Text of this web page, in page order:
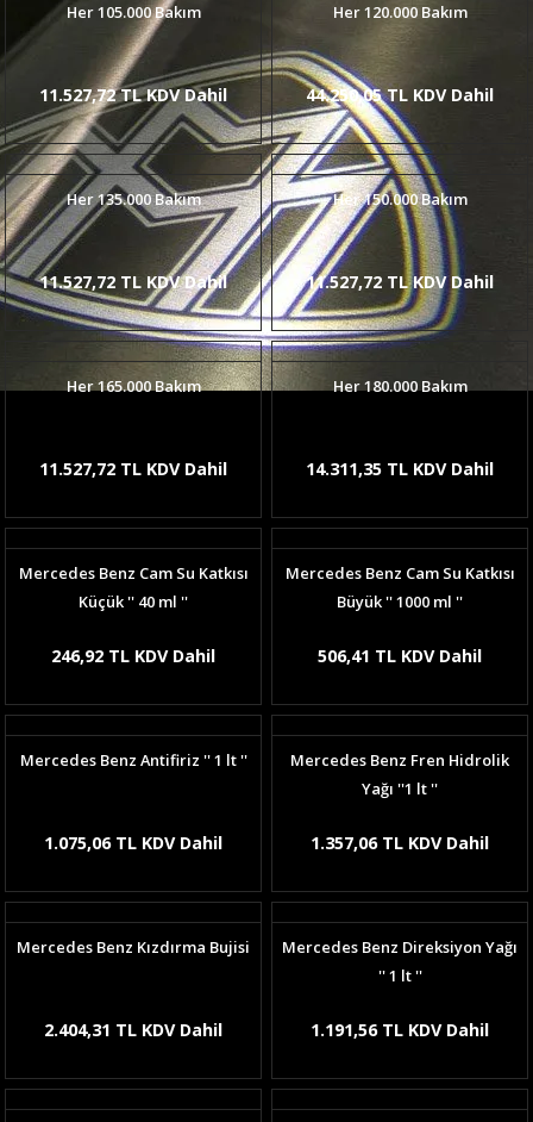
Her 105.000 Bakım
11.527,72 TL KDV Dahil
Her 120.000 Bakım
44.250,05 TL KDV Dahil
Her 135.000 Bakım
11.527,72 TL KDV Dahil
Her 150.000 Bakım
11.527,72 TL KDV Dahil
Her 165.000 Bakım
11.527,72 TL KDV Dahil
Her 180.000 Bakım
14.311,35 TL KDV Dahil
Mercedes Benz Cam Su Katkısı
Küçük '' 40 ml ''
246,92 TL KDV Dahil
Mercedes Benz Cam Su Katkısı
Büyük '' 1000 ml ''
506,41 TL KDV Dahil
Mercedes Benz Antifiriz '' 1 lt ''
1.075,06 TL KDV Dahil
Mercedes Benz Fren Hidrolik
Yağı ''1 lt ''
1.357,06 TL KDV Dahil
Mercedes Benz Kızdırma Bujisi
2.404,31 TL KDV Dahil
Mercedes Benz Direksiyon Yağı
'' 1 lt ''
1.191,56 TL KDV Dahil